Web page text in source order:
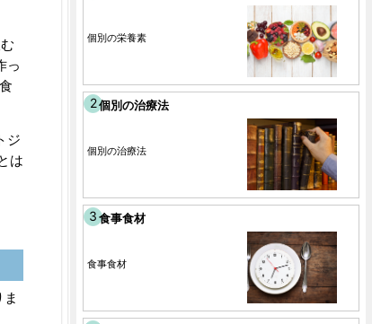
っ
ジ
は
個別の栄養素
個別の治療法
個別の治療法
食事食材
食事食材